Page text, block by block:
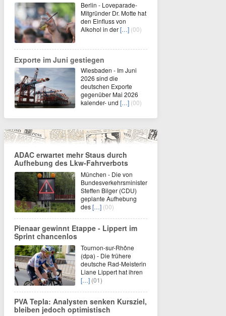
Berlin - Loveparade-
Mitgründer Dr. Motte hat
den Einfluss von
Alkohol in der[…] (00)
Exporte im Juni gestiegen
Wiesbaden - Im Juni
2026 sind die
deutschen Exporte
gegenüber Mai 2026
kalender- und […] (00)
ADAC erwartet mehr Staus durch
Aufhebung des Lkw-Fahrverbots
München - Die von
Bundesverkehrsminister
Steffen Bilger (CDU)
geplante Aufhebung
des[…] (00)
Pienaar gewinnt Etappe - Lippert im
Sprint chancenlos
Tournon-sur-Rhône
(dpa) - Die frühere
deutsche Rad-Meisterin
Liane Lippert hat ihren
[…] (01)
PVA Tepla: Analysten senken Kursziel,
bleiben jedoch optimistisch